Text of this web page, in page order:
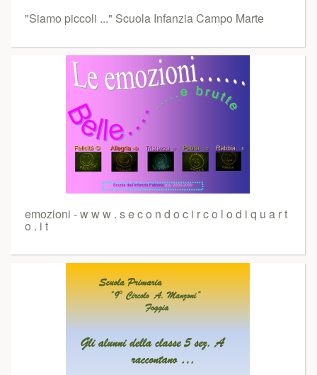
"Siamo piccoli ..." Scuola Infanzia Campo Marte
emozioni - w w w . s e c o n d o c i r c o l o d i q u a r t
o . i t